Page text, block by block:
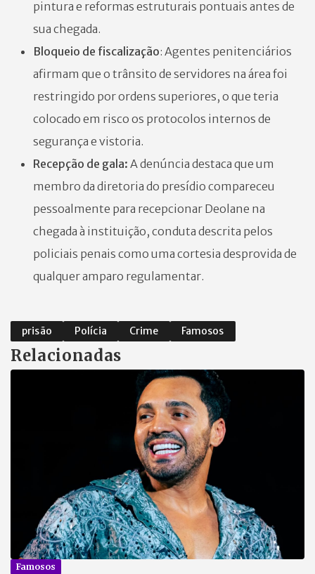
pintura e reformas estruturais pontuais antes de
sua chegada.
Bloqueio de fiscalização: Agentes penitenciários
afirmam que o trânsito de servidores na área foi
restringido por ordens superiores, o que teria
colocado em risco os protocolos internos de
segurança e vistoria.
Recepção de gala: A denúncia destaca que um
membro da diretoria do presídio compareceu
pessoalmente para recepcionar Deolane na
chegada à instituição, conduta descrita pelos
policiais penais como uma cortesia desprovida de
qualquer amparo regulamentar.
prisão Polícia Crime Famosos
Relacionadas
Famosos